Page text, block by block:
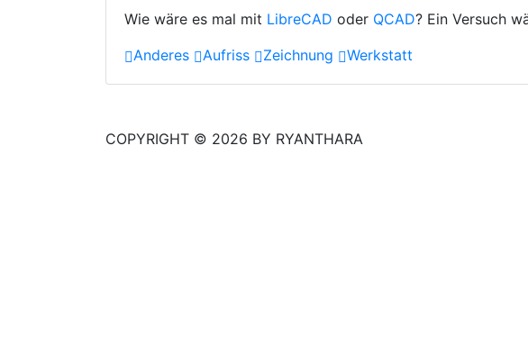
Wie wäre es mal mit LibreCAD oder QCAD? Ein Versuch
Anderes
Aufriss Zeichnung Werkstatt
COPYRIGHT © 2026 BY RYANTHARA